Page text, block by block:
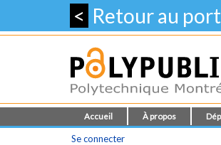
< Retour au
Accueil À propos
Se connecter